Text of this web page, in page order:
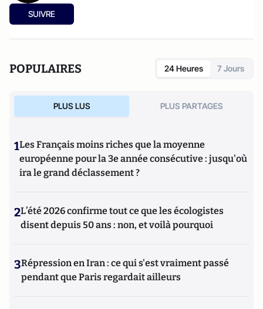
SUIVRE
POPULAIRES 24 Heures 7 Jours
PLUS LUS PLUS PARTAGES
1Les Français moins riches que la moyenne
européenne pour la 3e année consécutive : jusqu'où
ira le grand déclassement ?
2L’été 2026 confirme tout ce que les écologistes
disent depuis 50 ans : non, et voilà pourquoi
3Répression en Iran : ce qui s'est vraiment passé
pendant que Paris regardait ailleurs